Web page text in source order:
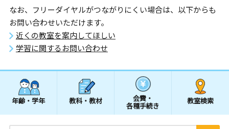
なお、フリーダイヤルがつながりにくい場合は、以下からも
お問い合わせいただけます。
近くの教室を案内してほしい
学習に関するお問い合わせ
年齢・学年 教科・教材 会費・
各種手続き
教室検索